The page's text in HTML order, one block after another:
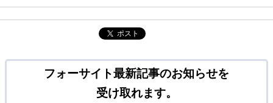
ポスト
フォーサイト最新記事のお知らせを
受け取れます。